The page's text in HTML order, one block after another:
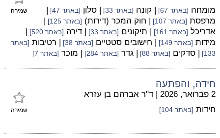
שמירה
מומחה [באתר 67] | קונה [באתר 33] | סלון [באתר 47]
|
מרפסת [באתר 107] | חוק המכר (דירות) [באתר 125]
|
אדריכל [באתר 161] | תיקונים [באתר 33] | דירה [באתר 520]
|
מידות [באתר 149] | חישובים סטטיים [באתר 38] | רטיבות [באתר
133]
| סדקים [באתר 88] | גדר [באתר 284] | מוכר [באתר 7]
חידה, והפתעה
שמירה
2 פברואר, 2026 | ד"ר אברהם בן עזרא
חידות [באתר 104]